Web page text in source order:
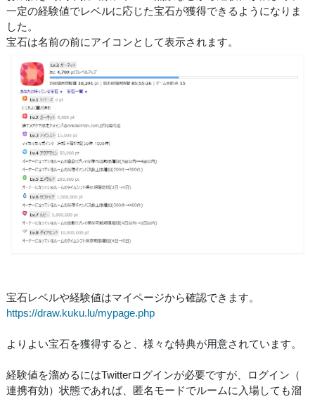
一定の経験値でレベルに応じた宝石が獲得できるようになりま
した。
宝石は名前の前にアイコンとして表示されます。
宝石レベルや経験値はマイページから確認できます。
https://draw.kuku.lu/mypage.php
よりよい宝石を獲得すると、様々な特典が用意されています。
経験値を溜めるにはTwitterログインが必要ですが、ログイン（
連携有効）状態であれば、匿名モードでルームに入場しても溜